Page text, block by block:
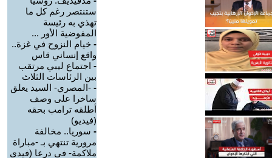
ستنتصر رغم كل ما
تهذي به رئيسة
المفوضية الأور ...
- خيام النزوح في غزة..
واقع إنساني قاس
- اجتماع ليبي مرتقب
بين الرئاسات الثلاث
- -المصري- السيد يعلق
ساخرا على وصف
أطلقه ترامب بحقه
(فيديو)
- سوريا.. مخالفة
مرورية تنتهي بـ -مباراة
ملاكمة- في درعا (فيدي